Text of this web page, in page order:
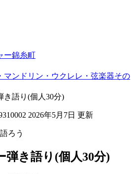
ー錦糸町
マンドリン・ウクレレ・弦楽器その
き語り(個人30分)
2026年5月7日 更新
ろう
弾き語り(個人30分)